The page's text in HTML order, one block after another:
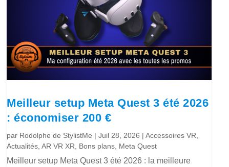
Meilleur setup Meta Quest 3 été 2026
: économiser 200 €
par Rodolphe de StylistMe |Juil 28, 2026 |Accessoires VR
Actualités ,AR VR XR Bons plans Meta Quest
Meilleur setup Meta Quest 3 été 2026 : la meilleure